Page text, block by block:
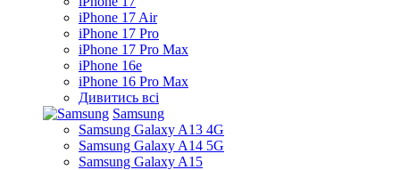
iPhone 17 Air
iPhone 17 Pro
iPhone 17 Pro Max
iPhone 16e
iPhone 16 Pro Max
Дивитись всі
Samsung
Samsung Galaxy A13 4G
Samsung Galaxy A14 5G
Samsung Galaxy A15